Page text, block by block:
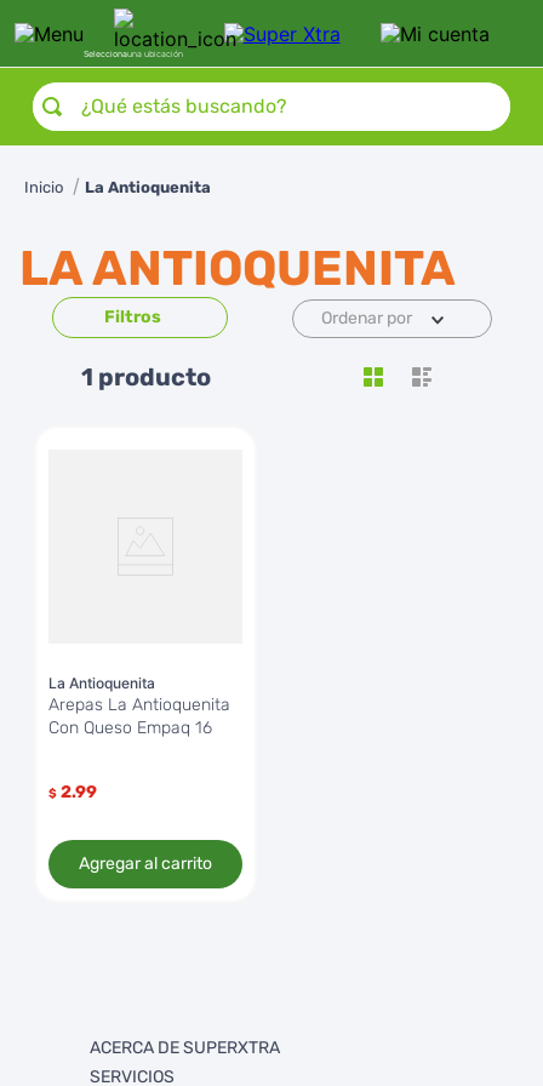
Seleccionauna ubicación
¿Qué estás buscando?
La Antioquenita
LA ANTIOQUENITA
Ordenar por
1 producto
La Antioquenita
Arepas La Antioquenita
Con Queso Empaq 16
$ 2.99
Agregar al carrito
ACERCA DE SUPERXTRA
Quienes somos
SERVICIOS